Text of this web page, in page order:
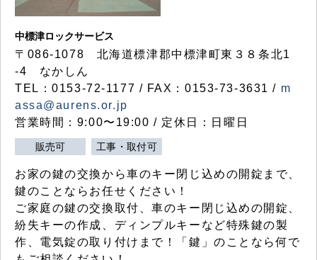
中標津ロックサービス
〒086-1078 北海道標津郡中標津町東３８条北1
-4 なかしん
TEL：0153-72-1177 / FAX：0153-73-3631 / m
assa@aurens.or.jp
営業時間：9:00〜19:00 / 定休日：日曜日
販売可 工事・取付可
お家の鍵の交換から車のキー閉じ込めの開錠まで、
鍵のことならお任せください！
ご家庭の鍵の交換取付、車のキー閉じ込めの開錠、
紛失キーの作成、ディンプルキーなど特殊鍵の製
作、電気錠の取り付けまで！「鍵」のことなら何で